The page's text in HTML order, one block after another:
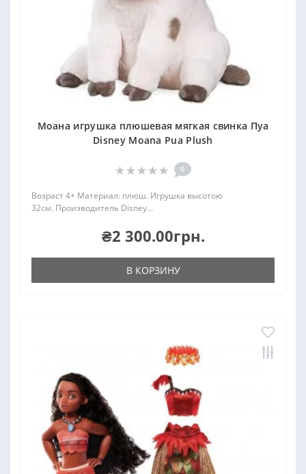
Моана игрушка плюшевая мягкая свинка Пуа
Disney Moana Pua Plush
0
Возраст 4+ Материал: плюш. Игрушка высотою
32см. Производитель Disney...
₴2 300.00грн.
В КОРЗИНУ